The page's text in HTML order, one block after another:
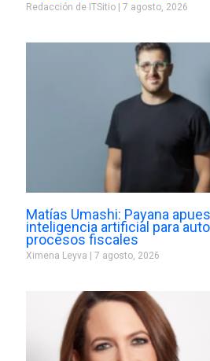
Redacción de ITSitio 7 agosto, 2026
Matías Umashi: Payana
inteligencia artificial para
procesos fiscales
Ximena Leyva 7 agosto, 2026